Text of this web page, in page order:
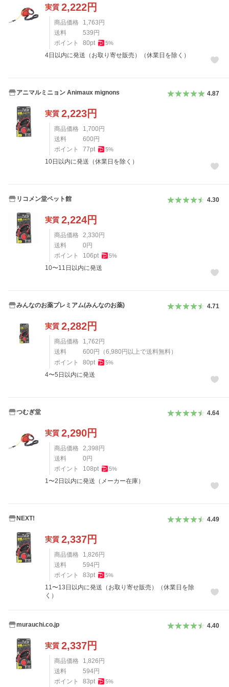
実質 2,222円
商品価格 1,763 円
送料
539 円
ポイント
80pt 5%
4日以内に発送（お取り寄せ販売）（休業日を除く）
アニマルミニョン Animaux mignons 4.87
実質 2,223円
商品価格 1,700 円
送料
600 円
ポイント
77pt 5%
10日以内に発送（休業日を除く）
リコメン堂ペット館 4.30
実質 2,224円
商品価格 2,330 円
送料
0 円
ポイント
106pt 5%
10〜11日以内に発送
みんなのお薬プレミアム(みんなのお薬) 4.71
実質 2,282円
商品価格 1,762 円
送料
600 円 （6,980 円以上で送料無料）
ポイント
80pt 5%
4〜5日以内に発送
つむぎ堂 4.64
実質 2,290円
商品価格 2,398 円
送料
0 円
ポイント
108pt 5%
1〜2日以内に発送（メーカー在庫）
NEXT! 4.49
実質 2,337円
商品価格 1,826 円
送料
594円
ポイント
83pt 5%
11〜13日以内に発送（お取り寄せ販売）（休業日を除
く）
murauchi.co.jp 4.40
実質 2,337円
商品価格 1,826 円
送料
594円
ポイント
83pt 5%